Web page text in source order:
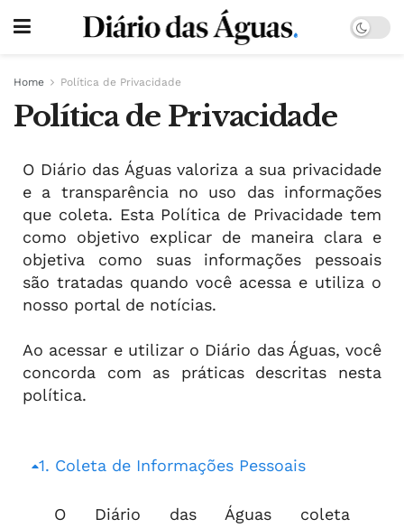
Home Política de Privacidade
Política de Privacidade
O Diário das Águas valoriza a sua privacidade
e a transparência no uso das informações
que coleta. Esta Política de Privacidade tem
como objetivo explicar de maneira clara e
objetiva como suas informações pessoais
são tratadas quando você acessa e utiliza o
nosso portal de notícias.
Ao acessar e utilizar o Diário das Águas, você
concorda com as práticas descritas nesta
política.
1. Coleta de Informações Pessoais
O Diário das Águas coleta